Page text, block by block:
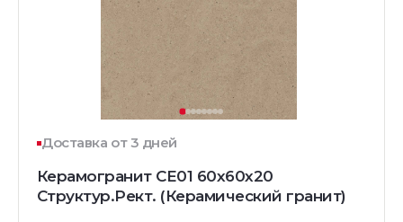
Доставка от 3 дней
Керамогранит CE01 60x60x20
Структур.Рект. (Керамический гранит)